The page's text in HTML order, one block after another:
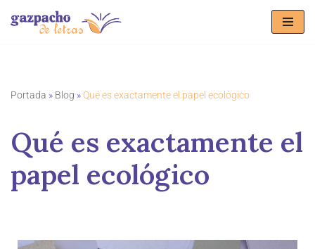
Portada » Blog »Qué es exactamente el papel ecológico
Qué es exactamente el
papel ecológico